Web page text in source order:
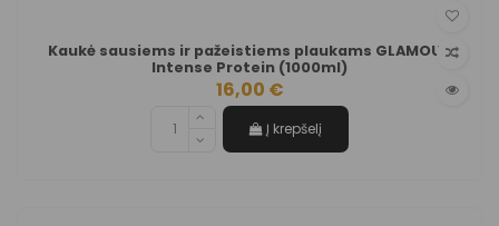
Kaukė sausiems ir pažeistiems plaukams GLAMOUR
Intense Protein (1000ml)
16,00 €
Į krepšelį